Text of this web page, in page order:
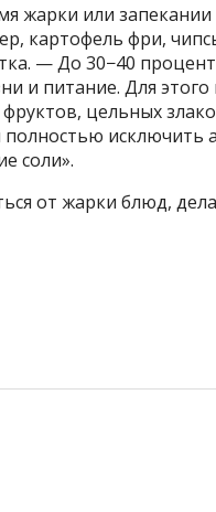
жарки или
картофель фри,
— До 30−40
и питание. Для
цельных
исключить
соли».
от жарки блюд,